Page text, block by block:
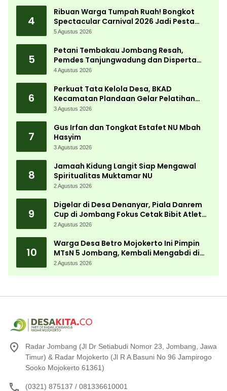
4
Ribuan Warga Tumpah Ruah! Bongkot
Spectacular Carnival 2026 Jadi Pesta
Kemerdekaan Terbesar di Peterongan
5 Agustus 2026
5
Petani Tembakau Jombang Resah,
Pemdes Tanjungwadung dan Disperta
Bergerak Cepat
4 Agustus 2026
6
Perkuat Tata Kelola Desa, BKAD
Kecamatan Plandaan Gelar Pelatihan
Aparatur Pemdes
3 Agustus 2026
7
Gus Irfan dan Tongkat Estafet NU Mbah
Hasyim
3 Agustus 2026
8
Jamaah Kidung Langit Siap Mengawal
Spiritualitas Muktamar NU
2 Agustus 2026
9
Digelar di Desa Denanyar, Piala Danrem
Cup di Jombang Fokus Cetak Bibit Atlet
Menembak Berprestasi
2 Agustus 2026
10
Warga Desa Betro Mojokerto Ini Pimpin
MTsN 5 Jombang, Kembali Mengabdi di
Almamater
2 Agustus 2026
Radar Jombang (Jl Dr Setiabudi Nomor 23, Jombang, Jawa
Timur) & Radar Mojokerto (Jl R A Basuni No 96 Jampirogo
Sooko Mojokerto 61361)
(0321) 875137 / 081336610001